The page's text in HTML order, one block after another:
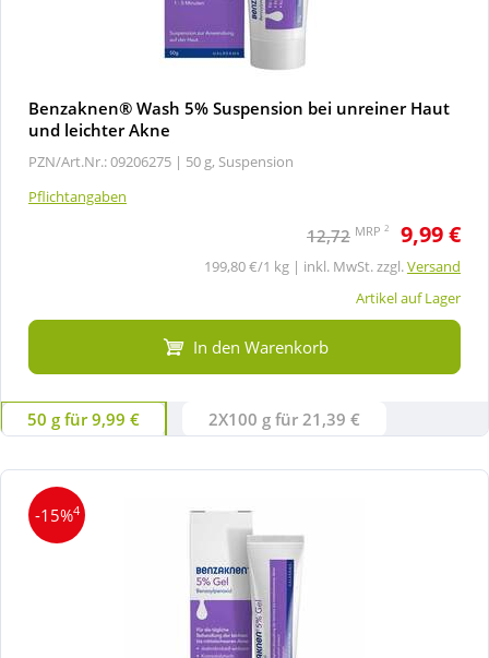
Benzaknen® Wash 5% Suspension bei unreiner Haut
und leichter Akne
PZN/Art.Nr.: 09206275 | 50 g, Suspension
Pflichtangaben
12,72 MRP 2 9,99 €
199,80 €/1 kg | inkl. MwSt. zzgl.Versand
Artikel auf Lager
In den Warenkorb
50 g für 9,99 € 2X100 g für 21,39 €
-15%4